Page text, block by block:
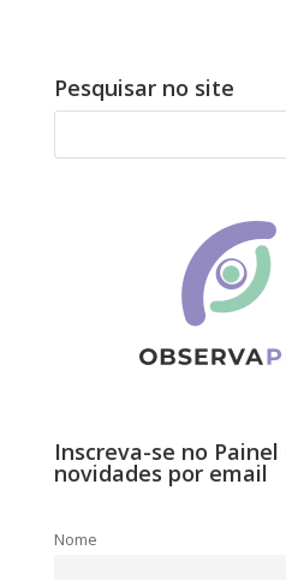
Pesquisar no site
Inscreva-se no Painel
novidades por email
Nome